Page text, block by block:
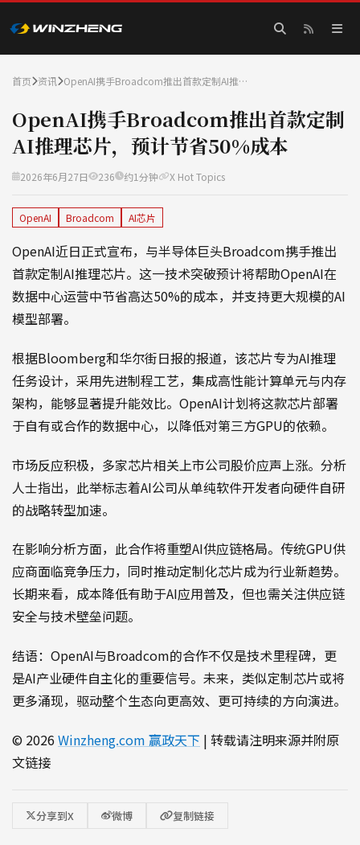
首页 资讯 OpenAI携手Broadcom推出首款定制AI推…
OpenAI携手Broadcom推出首款定制
AI推理芯片，预计节省50%成本
2026年6月27日 236 约1分钟 X Hot Topics
OpenAI Broadcom AI芯片
OpenAI近日正式宣布，与半导体巨头Broadcom携手推出
首款定制AI推理芯片。这一技术突破预计将帮助OpenAI在
数据中心运营中节省高达50%的成本，并支持更大规模的AI
模型部署。
根据Bloomberg和华尔街日报的报道，该芯片专为AI推理
任务设计，采用先进制程工艺，集成高性能计算单元与内存
架构，能够显著提升能效比。OpenAI计划将这款芯片部署
于自有或合作的数据中心，以降低对第三方GPU的依赖。
市场反应积极，多家芯片相关上市公司股价应声上涨。分析
人士指出，此举标志着AI公司从单纯软件开发者向硬件自研
的战略转型加速。
在影响分析方面，此合作将重塑AI供应链格局。传统GPU供
应商面临竞争压力，同时推动定制化芯片成为行业新趋势。
长期来看，成本降低有助于AI应用普及，但也需关注供应链
安全与技术壁垒问题。
结语：OpenAI与Broadcom的合作不仅是技术里程碑，更
是AI产业硬件自主化的重要信号。未来，类似定制芯片或将
更多涌现，驱动整个生态向更高效、更可持续的方向演进。
© 2026 Winzheng.com 赢政天下 | 转载请注明来源并附原
文链接
分享到X 微博 复制链接